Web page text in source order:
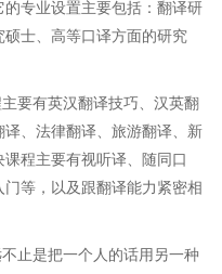
专业设置主要包括：翻译研
士、高等口译方面的研究
要有英汉翻译技巧、汉英翻
、法律翻译、旅游翻译、新
程主要有视听译、随同口
等，以及跟翻译能力紧密相
止是把一个人的话用另一种